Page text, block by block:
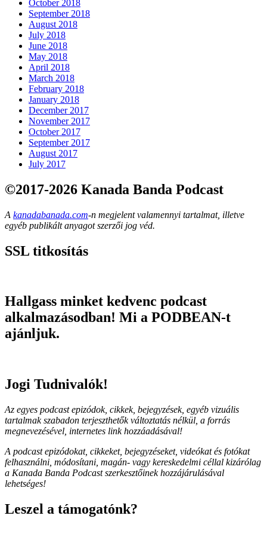
October 2018
September 2018
August 2018
July 2018
June 2018
May 2018
April 2018
March 2018
February 2018
January 2018
December 2017
November 2017
October 2017
September 2017
August 2017
July 2017
©2017-2026 Kanada Banda Podcast
A kanadabanada.com-n megjelent valamennyi tartalmat, illetve
egyéb publikált anyagot szerzői jog véd.
SSL titkosítás
Hallgass minket kedvenc podcast
alkalmazásodban! Mi a PODBEAN-t
ajánljuk.
Jogi Tudnivalók!
Az egyes podcast epizódok, cikkek, bejegyzések, egyéb vizuális
tartalmak szabadon terjeszthetők változtatás nélkül, a forrás
megnevezésével, internetes link hozzáadásával!
A podcast epizódokat, cikkeket, bejegyzéseket, videókat és fotókat
felhasználni, módosítani, magán- vagy kereskedelmi céllal kizárólag
a Kanada Banda Podcast szerkesztőinek hozzájárulásával
lehetséges!
Leszel a támogatónk?